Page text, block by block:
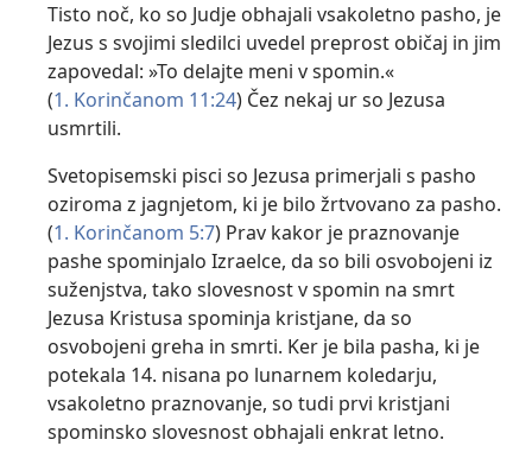
Tisto noč, ko so Judje obhajali vsakoletno pasho, je
Jezus s svojimi sledilci uvedel preprost običaj in jim
zapovedal: »To delajte meni v spomin.«
(1. Korinčanom 11:24) Čez nekaj ur so Jezusa
usmrtili.
Svetopisemski pisci so Jezusa primerjali s pasho
oziroma z jagnjetom, ki je bilo žrtvovano za pasho.
(1. Korinčanom 5:7) Prav kakor je praznovanje
pashe spominjalo Izraelce, da so bili osvobojeni iz
suženjstva, tako slovesnost v spomin na smrt
Jezusa Kristusa spominja kristjane, da so
osvobojeni greha in smrti. Ker je bila pasha, ki je
potekala 14. nisana po lunarnem koledarju,
vsakoletno praznovanje, so tudi prvi kristjani
spominsko slovesnost obhajali enkrat letno.